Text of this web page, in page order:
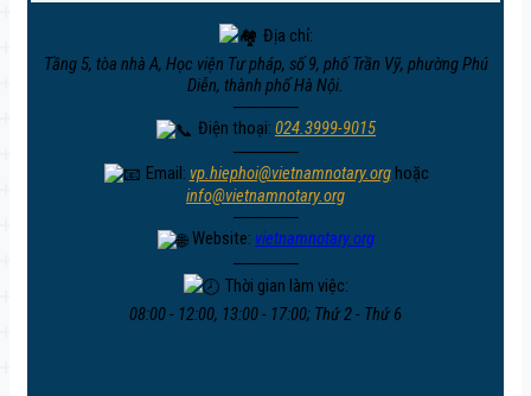
Địa chỉ:
Tầng 5, tòa nhà A, Học viện Tư pháp, số 9, phố Trần Vỹ, phường Phú
Diễn, thành phố Hà Nội.
─────
Điện thoại:024.3999-9015
─────
Email: vp.hiephoi@vietnamnotary.orghoặc
info@vietnamnotary.org
─────
Website: vietnamnotary.org
─────
Thời gian làm việc:
08:00 - 12:00, 13:00 - 17:00; Thứ 2 - Thứ 6